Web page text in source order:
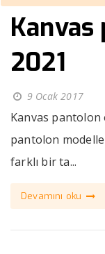
2021
9 Ocak 2017
Kanvas pantolon
pantolon
farklı bir ta...
Devamını oku